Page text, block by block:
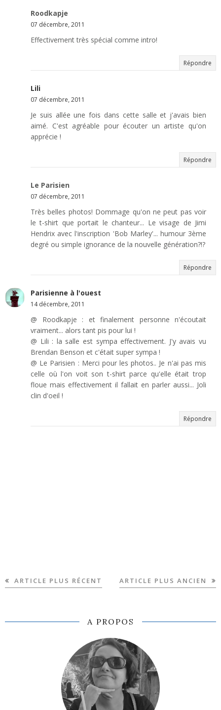
Roodkapje
07 décembre, 2011
Effectivement très spécial comme intro!
Répondre
Lili
07 décembre, 2011
Je suis allée une fois dans cette salle et j'avais bien
aimé. C'est agréable pour écouter un artiste qu'on
apprécie !
Répondre
Le Parisien
07 décembre, 2011
Très belles photos! Dommage qu'on ne peut pas voir
le t-shirt que portait le chanteur... Le visage de Jimi
Hendrix avec l'inscription 'Bob Marley'... humour 3ème
degré ou simple ignorance de la nouvelle génération?!?
Répondre
Parisienne à l'ouest
14 décembre, 2011
@ Roodkapje : et finalement personne n'écoutait
vraiment... alors tant pis pour lui !
@ Lili : la salle est sympa effectivement. J'y avais vu
Brendan Benson et c'était super sympa !
@ Le Parisien : Merci pour les photos.. Je n'ai pas mis
celle où l'on voit son t-shirt parce qu'elle était trop
floue mais effectivement il fallait en parler aussi... Joli
clin d'oeil !
Répondre
ARTICLE PLUS RÉCENT ARTICLE PLUS ANCIEN
A PROPOS